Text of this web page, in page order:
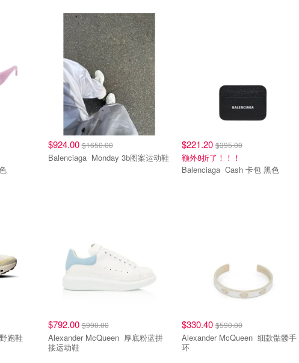
色
$924.00$1650.00
Balenciaga Monday 3b图案运动鞋
$221.20 $395.00
额外8折了！！！
Balenciaga Cash 卡包 黑色
跑鞋
$792.00$990.00
Alexander McQueen 厚底粉蓝拼
接运动鞋
$330.40 $590.00
Alexander McQueen 细款骷髅手
环